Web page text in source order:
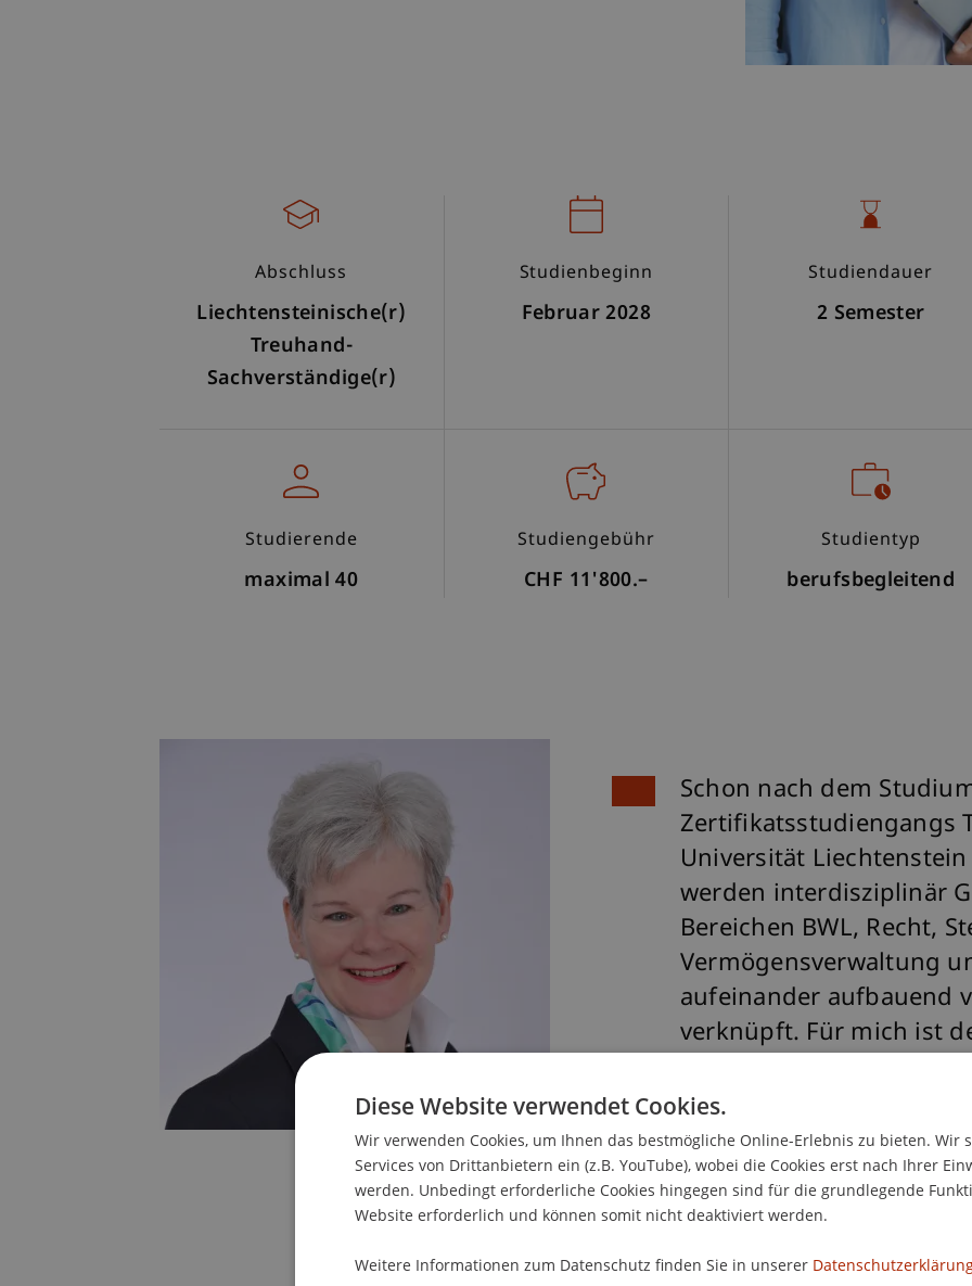
Abschluss
Liechtensteinische(r)
Treuhand-
Sachverständige(r)
Studienbeginn
Februar 2028
Studiendauer
2 Semester
Studierende
maximal 40
Studiengebühr
CHF 11'800.–
Studientyp
berufsbegleitend
Schon nach dem
Zertifikatsstudiengangs
Universität
werden interdisziplinär
Bereichen BWL, Recht,
Vermögensverwaltung
aufeinander aufbauend
verknüpft. Für mich ist
auch in Berufsfeldern,
mit liechtensteinischen
Gebieten arbeiten. Die
das familiäre Umfeld
Diese Website verwendet Cookies.
Wir verwenden Cookies, um Ihnen das bestmögliche Online-Erlebnis zu bieten. Wir
Services von Drittanbietern ein (z.B. YouTube), wobei die Cookies erst nach Ihrer
werden. Unbedingt erforderliche Cookies hingegen sind für die grundlegende
Website erforderlich und können somit nicht deaktiviert werden.
Weitere Informationen zum Datenschutz finden Sie in unserer